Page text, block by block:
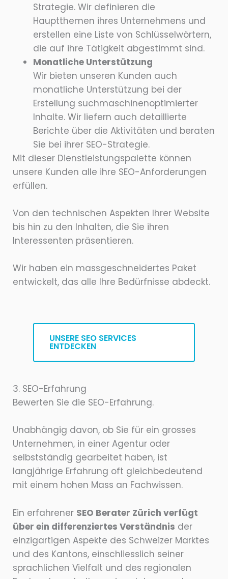
Strategie. Wir definieren die
Hauptthemen ihres Unternehmens und
erstellen eine Liste von Schlüsselwörtern,
die auf ihre Tätigkeit abgestimmt sind.
Monatliche Unterstützung
Wir bieten unseren Kunden auch
monatliche Unterstützung bei der
Erstellung suchmaschinenoptimierter
Inhalte. Wir liefern auch detaillierte
Berichte über die Aktivitäten und beraten
Sie bei ihrer SEO-Strategie.
Mit dieser Dienstleistungspalette können
unsere Kunden alle ihre SEO-Anforderungen
erfüllen.
Von den technischen Aspekten Ihrer Website
bis hin zu den Inhalten, die Sie ihren
Interessenten präsentieren.
Wir haben ein massgeschneidertes Paket
entwickelt, das alle Ihre Bedürfnisse abdeckt.
UNSERE SEO SERVICES
ENTDECKEN
3. SEO-Erfahrung
Bewerten Sie die SEO-Erfahrung.
Unabhängig davon, ob Sie für ein grosses
Unternehmen, in einer Agentur oder
selbstständig gearbeitet haben, ist
langjährige Erfahrung oft gleichbedeutend
mit einem hohen Mass an Fachwissen.
Ein erfahrener SEO Berater Zürich verfügt
über ein differenziertes Verständnis der
einzigartigen Aspekte des Schweizer Marktes
und des Kantons, einschliesslich seiner
sprachlichen Vielfalt und des regionalen